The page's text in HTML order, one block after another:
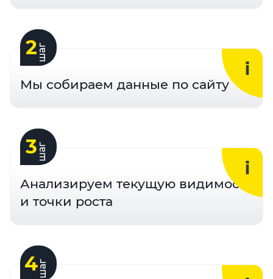
2шаг
Мы собираем данные по сайту
3шаг
Анализируем текущую видимость
и точки роста
4шаг